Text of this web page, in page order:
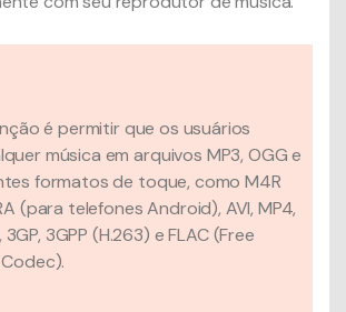
é permitir que os usuários
música em arquivos MP3, OGG e
formatos de toque, como M4R
(para telefones Android), AVI, MP4,
3GPP (H.263) e FLAC (Free